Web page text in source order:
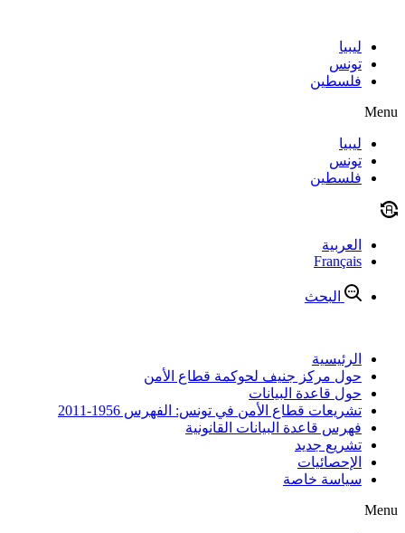
contentليبيا
تونس
فلسطين
Menu
ليبيا
تونس
فلسطين
العربية
Français
البحث
الرئيسية
حول مركز جنيف لحوكمة قطاع الأمن
حول قاعدة البيانات
تشريعات قطاع الأمن في تونس: الفهرس 1956-2011
فهرس قاعدة البيانات القانونية
تشريع جديد
الإحصائيات
سياسة خاصة
Menu